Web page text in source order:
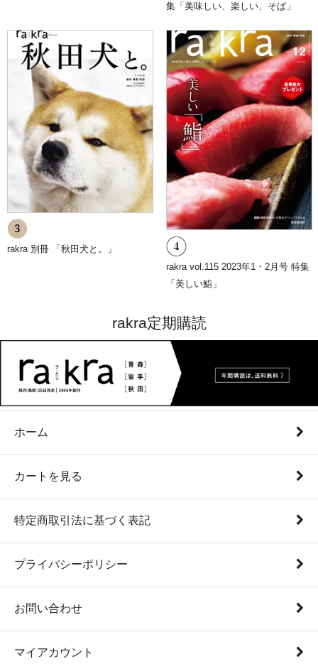
E-mail：
9.プライバシーポリシーの変更
当ショップでは、収集する個人情報の変更、利用目的の変更、または
その他プライバシーポリシーの変更を行う際は、当ページへの変更を
もって公表とさせていただきます。
集「美味しい、楽しい、そば」
rakra 別冊 「秋田犬と。」
rakra vol.115 2023年1・2月号 特集
「美しい鮨」
rakra定期購読
ホーム
カートを見る
特定商取引法に基づく表記
プライバシーポリシー
お問い合わせ
マイアカウント